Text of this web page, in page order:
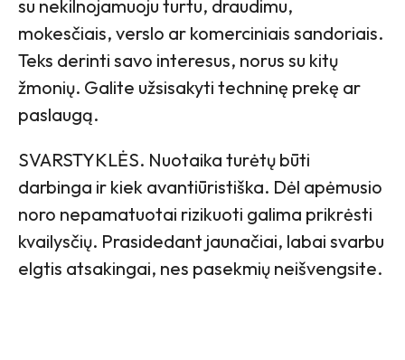
su nekilnojamuoju turtu, draudimu,
mokesčiais, verslo ar komerciniais sandoriais.
Teks derinti savo interesus, norus su kitų
žmonių. Galite užsisakyti techninę prekę ar
paslaugą.
SVARSTYKLĖS. Nuotaika turėtų būti
darbinga ir kiek avantiūristiška. Dėl apėmusio
noro nepamatuotai rizikuoti galima prikrėsti
kvailysčių. Prasidedant jaunačiai, labai svarbu
elgtis atsakingai, nes pasekmių neišvengsite.